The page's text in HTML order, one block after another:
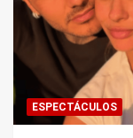
ESPECTÁCULOS